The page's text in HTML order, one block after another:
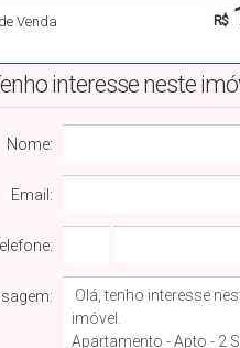
R$
Venda
interesse neste
Nome:
Email: